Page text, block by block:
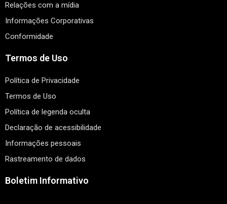
Relações com a mídia
Informações Corporativas
Conformidade
Termos de Uso
Política de Privacidade
Termos de Uso
Política de legenda oculta
Declaração de acessibilidade
Informações pessoais
Rastreamento de dados
Boletim Informativo